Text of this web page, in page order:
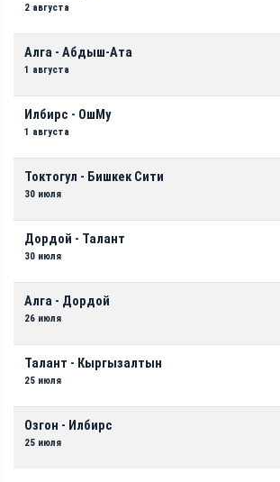
2 августа
Алга - Абдыш-Ата
1 августа
Илбирс - ОшМу
1 августа
Токтогул - Бишкек Сити
30 июля
Дордой - Талант
30 июля
Алга - Дордой
26 июля
Талант - Кыргызалтын
25 июля
Озгон - Илбирс
25 июля